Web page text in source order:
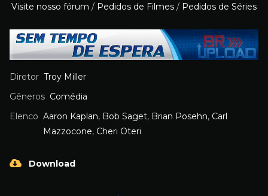
Visite nosso fórum / Pedidos de Filmes / Pedidos de Séries
Diretor Troy Miller
Gêneros Comédia
Elenco Aaron Kaplan, Bob Saget, Brian Posehn, Carl
Mazzocone, Cheri Oteri
Download